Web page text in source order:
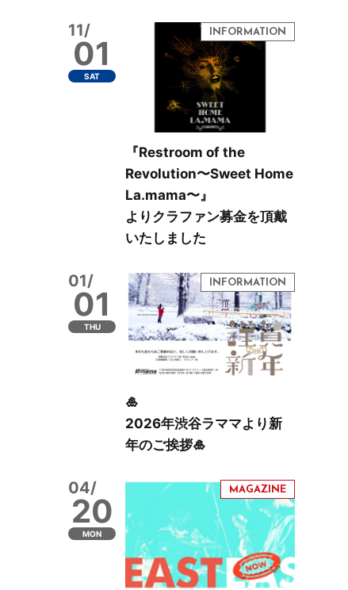
11/
01
SAT
『Restroom of the
Revolution〜Sweet Home
La.mama〜』
よりクラファン募金を頂戴
いたしました
01/
01
THU
🎍
2026年渋谷ラママより新
年のご挨拶🎍
04/
20
MON